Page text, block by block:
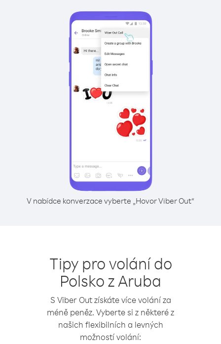
V nabídce konverzace vyberte „Hovor Viber Out“
Tipy pro volání do
Polsko z Aruba
S Viber Out získáte více volání za
méně peněz. Vyberte si z některé z
našich flexibilních a levných
možností volání: